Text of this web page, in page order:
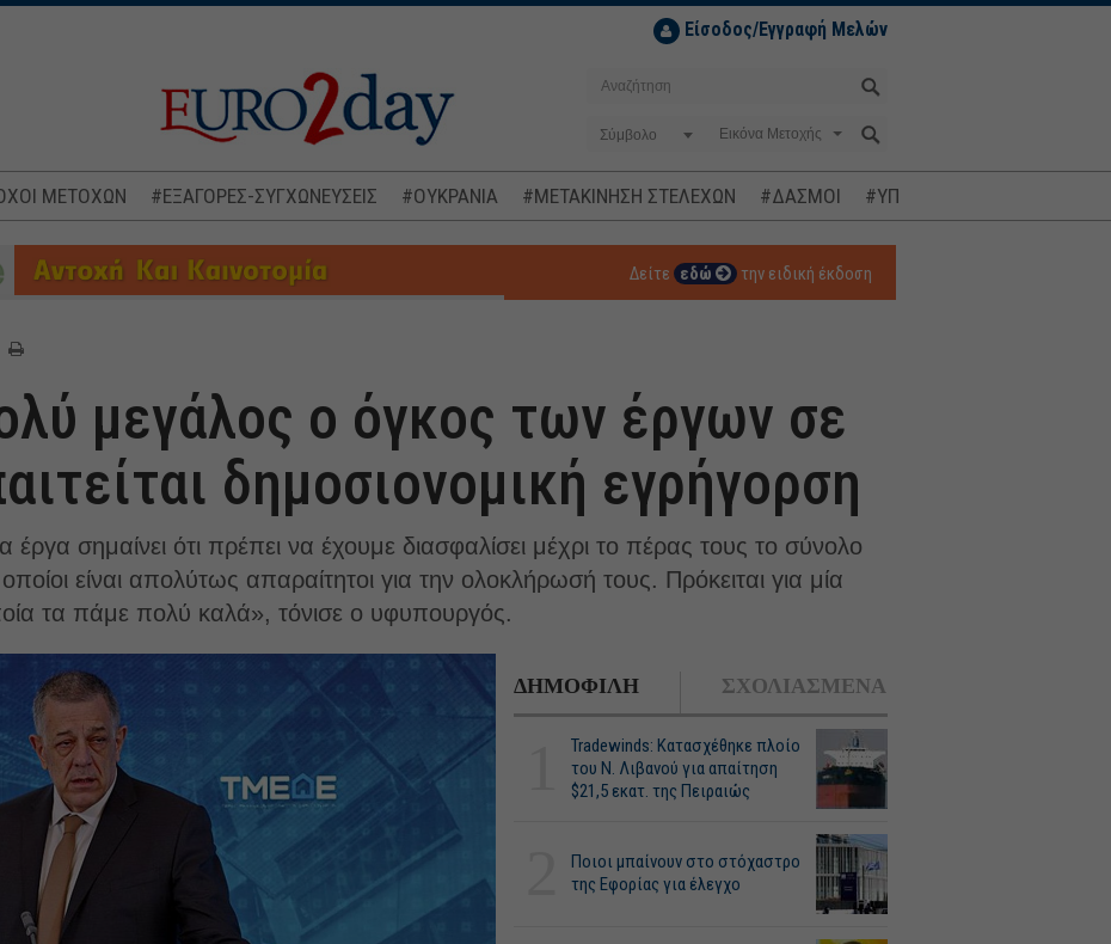
Είσοδος/Εγγραφή Μελών
Σύμβολο
ΜΕΤΟΧΩΝ #ΕΞΑΓΟΡΕΣ-ΣΥΓΧΩΝΕΥΣΕΙΣ #ΟΥΚΡΑΝΙΑ #ΜΕΤΑΚΙΝΗΣΗ ΣΤΕΛΕΧΩΝ #ΔΑΣΜΟΙ #ΥΠΟΚΛΟΠΕΣ
Δείτε εδώ την ειδική έκδοση
μεγάλος ο όγκος των έργων σε
δημοσιονομική εγρήγορση
σημαίνει ότι πρέπει να έχουμε διασφαλίσει μέχρι το πέρας τους το σύνολο
είναι απολύτως απαραίτητοι για την ολοκλήρωσή τους. Πρόκειται για μία
τα πάμε πολύ καλά», τόνισε ο υφυπουργός.
ΔΗΜΟΦΙΛΗ ΣΧΟΛΙΑΣΜΕΝΑ
Tradewinds: Κατασχέθηκε πλοίο
του Ν. Λιβανού για απαίτηση
$21,5 εκατ. της Πειραιώς
Ποιοι μπαίνουν στο στόχαστρο
της Εφορίας για έλεγχο